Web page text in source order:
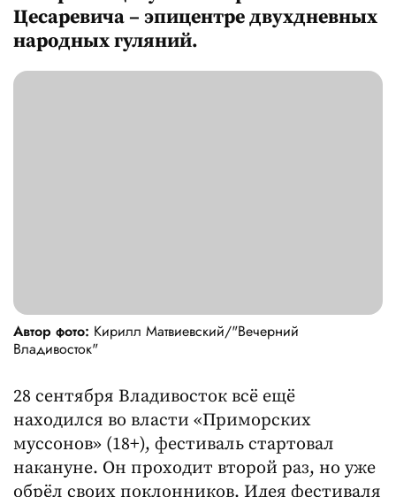
Цесаревича – эпицентре двухдневных
народных гуляний.
Автор фото: Кирилл Матвиевский/"Вечерний
Владивосток"
28 сентября Владивосток всё ещё
находился во власти «Приморских
муссонов» (18+), фестиваль стартовал
накануне. Он проходит второй раз, но уже
обрёл своих поклонников. Идея фестиваля